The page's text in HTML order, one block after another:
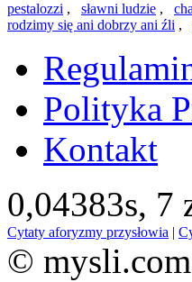
pestalozzi , sławni ludzie ,
rodzimy się ani dobrzy ani źli ,
Polityka
Kontakt
0,04383s, 7
Cytaty aforyzmy przysłowia |
©